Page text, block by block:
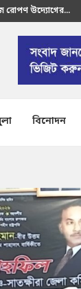
এস এম শাকির...
বিনোদন